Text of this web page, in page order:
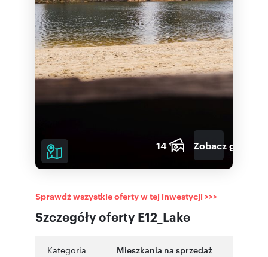
14 Zobacz galerię
Szczegóły oferty E12_Lake
Sprawdź wszystkie oferty w tej inwestycji >>>
Kategoria Mieszkania na sprzedaż